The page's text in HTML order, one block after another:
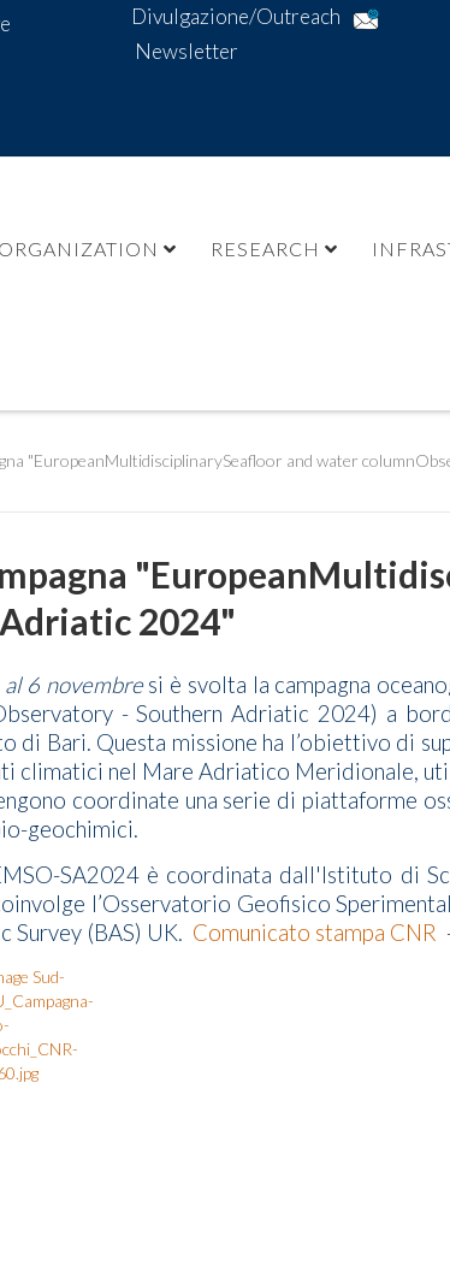
Divulgazione/Outreach
Newsletter
ORGANIZATION RESEARCH
"EuropeanMultidisciplinarySeafloor and water
2024"
6 novembresi è svolta la campagna
- Southern Adriatic 2024) a
di Bari. Questa missione ha l’obiettivo di
climatici nel Mare Adriatico Meridionale,
coordinate una serie di piattaforme
geochimici.
SA2024 è coordinata dall'Istituto di
l’Osservatorio Geofisico
Survey (BAS) UK. Comunicato stampa CNR